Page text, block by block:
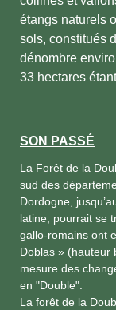
étangs naturels
sols, constitués
dénombre
33 hectares
SON PASSÉ
La Forêt de la
sud des
Dordogne,
latine, pourrait se
gallo-romains ont
Doblas » (hauteur
mesure des
en "Double".
La forêt de la